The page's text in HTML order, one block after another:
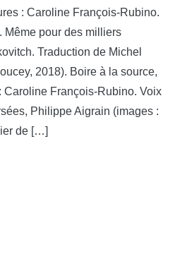
: Caroline François-Rubino.
pour des milliers
Traduction de Michel
2018). Boire à la source,
Caroline François-Rubino. Voix
Philippe Aigrain (images :
de […]